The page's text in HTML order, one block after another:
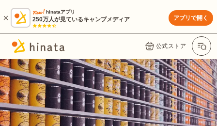
hinataアプリ
250万人が見ているキャンプメディア アプリで開く
公式ストア